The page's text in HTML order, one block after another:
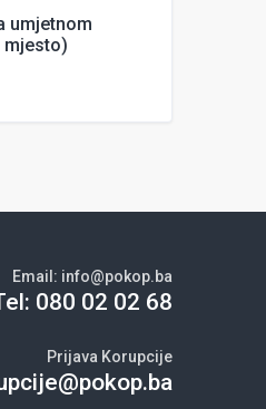
umjetnom
mjesto)
Email: info@pokop.ba
080 02 02 68
Prijava Korupcije